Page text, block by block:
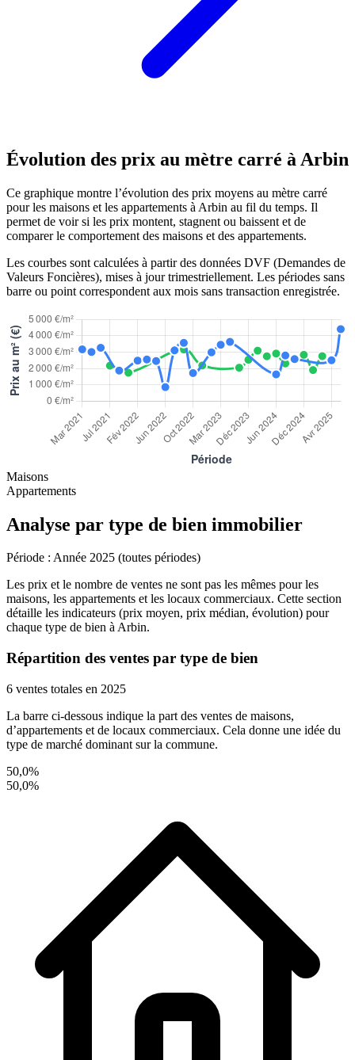
Évolution des prix au mètre carré à Arbin
Ce graphique montre l’évolution des prix moyens au mètre carré
pour les maisons et les appartements à Arbin au fil du temps. Il
permet de voir si les prix montent, stagnent ou baissent et de
comparer le comportement des maisons et des appartements.
Les courbes sont calculées à partir des données DVF (Demandes de
Valeurs Foncières), mises à jour trimestriellement. Les périodes sans
barre ou point correspondent aux mois sans transaction enregistrée.
Maisons
Appartements
Analyse par type de bien immobilier
Période : Année 2025 (toutes périodes)
Les prix et le nombre de ventes ne sont pas les mêmes pour les
maisons, les appartements et les locaux commerciaux. Cette section
détaille les indicateurs (prix moyen, prix médian, évolution) pour
chaque type de bien à Arbin.
Répartition des ventes par type de bien
6 ventes totales en 2025
La barre ci-dessous indique la part des ventes de maisons,
d’appartements et de locaux commerciaux. Cela donne une idée du
type de marché dominant sur la commune.
50,0%
50,0%